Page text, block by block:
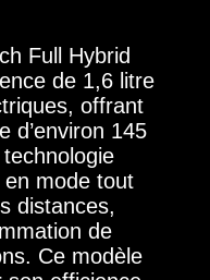
Full Hybrid
de 1,6 litre
offrant
d’environ 145
en mode tout
distances,
de
Ce modèle